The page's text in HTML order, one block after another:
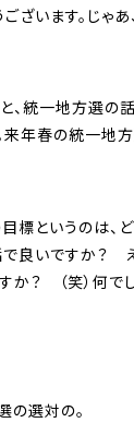
ざいます。じゃあ
、統一地方選の
来年春の統一地
標というのは、
良いですか？
？ （笑）何でし
の選対の。